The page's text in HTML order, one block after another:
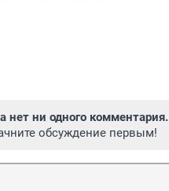
нет ни одного комментария.
обсуждение первым!